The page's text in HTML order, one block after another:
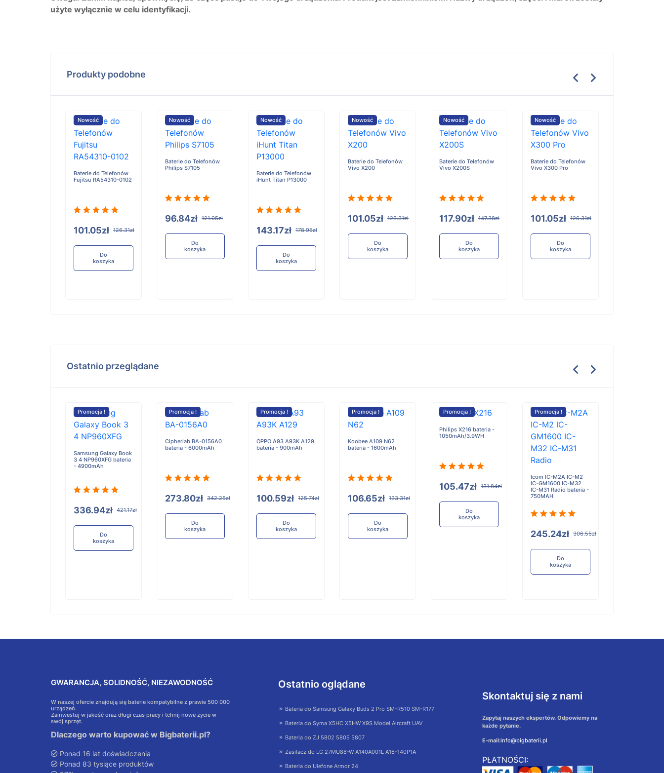
użyte wyłącznie w celu identyfikacji.
Produkty podobne
Nowość
Baterie do Telefonów
Fujitsu RA54310-0102
101.05zł 126.31zł
Do
koszyka
Nowość
Baterie do Telefonów
Philips S7105
96.84zł 121.05zł
Do
koszyka
Nowość
Baterie do Telefonów
iHunt Titan P13000
143.17zł 178.96zł
Do
koszyka
Nowość
Baterie do Telefonów
Vivo X200
101.05zł 126.31zł
Do
koszyka
Nowość
Baterie do Telefonów
Vivo X200S
117.90zł 147.38zł
Do
koszyka
Nowość
Baterie do Telefonów
Vivo X300 Pro
101.05zł 126.31zł
Do
koszyka
Ostatnio przeglądane
Promocja !
Samsung Galaxy Book
3 4 NP960XFG bateria
- 4900mAh
336.94zł 421.17zł
Do
koszyka
Promocja !
Cipherlab BA-0156A0
bateria - 6000mAh
273.80zł 342.25zł
Do
koszyka
Promocja !
OPPO A93 A93K A129
bateria - 900mAh
100.59zł 125.74zł
Do
koszyka
Promocja !
Koobee A109 N62
bateria - 1600mAh
106.65zł 133.31zł
Do
koszyka
Promocja !
Philips X216 bateria -
1050mAh/3.9WH
105.47zł 131.84zł
Do
koszyka
Promocja !
Icom IC-M2A IC-M2
IC-GM1600 IC-M32
IC-M31 Radio bateria -
750MAH
245.24zł 306.55zł
Do
koszyka
GWARANCJA, SOLIDNOŚĆ, NIEZAWODNOŚĆ
W naszej ofercie znajdują się baterie kompatybilne z prawie 500 000
urządzeń.
Zainwestuj w jakość oraz długi czas pracy i tchnij nowe życie w
swój sprzęt.
Dlaczego warto kupować w Bigbaterii.pl?
Ponad 16 lat doświadczenia
Ponad 83 tysiące produktów
Ostatnio oglądane
Bateria do Samsung Galaxy Buds 2 Pro SM-R510 SM-R177
Bateria do Syma X5HC X5HW X9S Model Aircraft UAV
Bateria do ZJ 5802 5805 5807
Zasilacz do LG 27MU88-W A140A001L A16-140P1A
Bateria do Ulefone Armor 24
Skontaktuj się z nami
Zapytaj naszych ekspertów. Odpowiemy na
każde pytanie.
E-mail:info@bigbaterii.pl
PŁATNOŚCI: